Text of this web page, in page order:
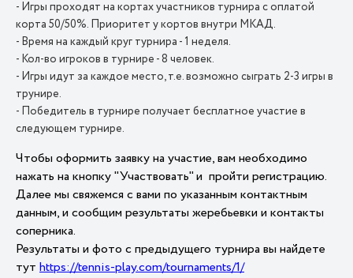
- Игры проходят на кортах участников турнира с оплатой
корта 50/50%. Приоритет у кортов внутри МКАД.
- Время на каждый круг турнира - 1 неделя.
- Кол-во игроков в турнире - 8 человек.
- Игры идут за каждое место, т.е. возможно сыграть 2-3 игры в
трунире.
- Победитель в турнире получает бесплатное участие в
следующем турнире.
Чтобы оформить заявку на участие, вам необходимо
нажать на кнопку "Участвовать" и пройти регистрацию.
Далее мы свяжемся с вами по указанным контактным
данным, и сообщим результаты жеребьевки и контакты
соперника.
Результаты и фото с предыдущего турнира вы найдете
тут https://tennis-play.com/tournaments/1/